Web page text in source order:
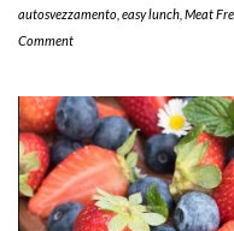
autosvezzamento easy lunch Meat
Comment